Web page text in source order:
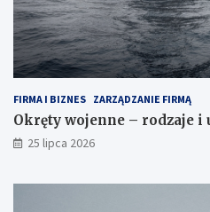
FIRMA I BIZNES ZARZĄDZANIE FIRMĄ
Okręty wojenne – rodzaje i
25 lipca 2026